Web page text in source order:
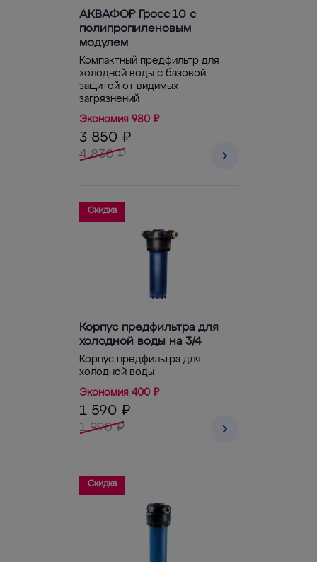
АКВАФОР Гросс 10 с
полипропиленовым
модулем
Компактный предфильтр для
холодной воды с базовой
защитой от видимых
загрязнений
Экономия 980 ₽
3 850 ₽
4 830 ₽
Скидка
Корпус предфильтра для
холодной воды на 3/4
Корпус предфильтра для
холодной воды
Экономия 400 ₽
1 590 ₽
1 990 ₽
Скидка